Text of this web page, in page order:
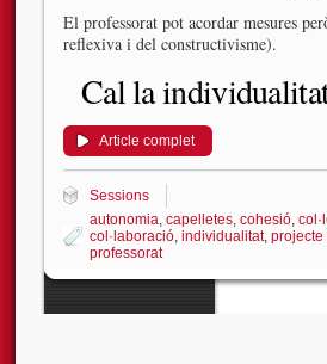
El professorat pot acordar mesures
reflexiva i del constructivisme).
Cal la
Article complet
Sessions
autonomia capelletes cohesió
col·laboració individualitat, projecte
professorat